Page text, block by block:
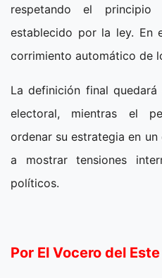
respetando el
establecido por la ley. En
corrimiento automático de
La definición final
electoral, mientras el
ordenar su estrategia en
a mostrar tensiones
políticos.
Por El Vocero del Este